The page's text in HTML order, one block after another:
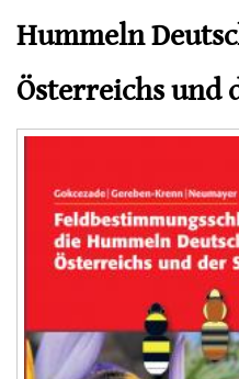
Hummeln
Österreichs und